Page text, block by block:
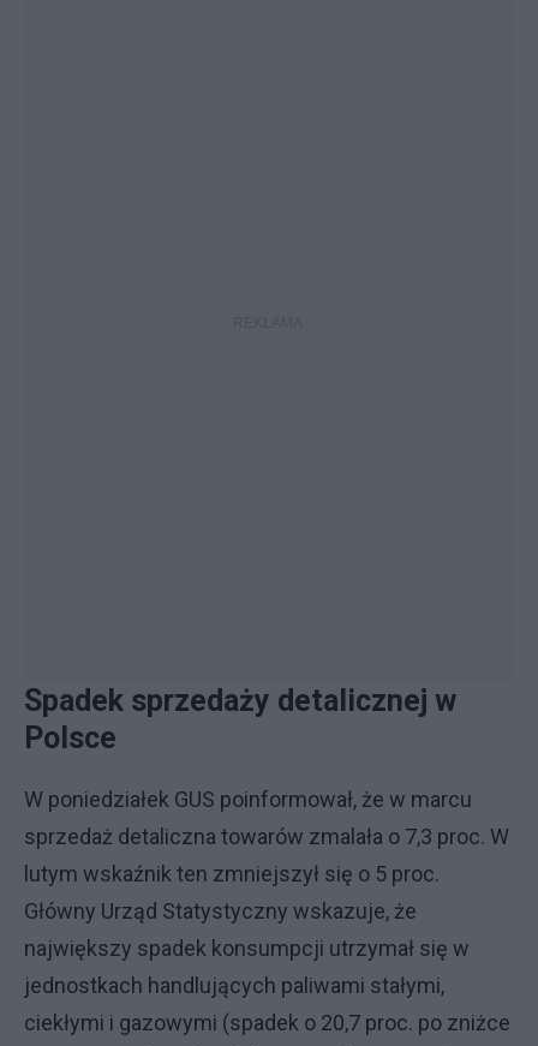
Spadek sprzedaży detalicznej w
Polsce
W poniedziałek GUS poinformował, że w marcu
sprzedaż detaliczna towarów zmalała o 7,3 proc. W
lutym wskaźnik ten zmniejszył się o 5 proc.
Główny Urząd Statystyczny wskazuje, że
największy spadek konsumpcji utrzymał się w
jednostkach handlujących paliwami stałymi,
ciekłymi i gazowymi (spadek o 20,7 proc. po zniżce